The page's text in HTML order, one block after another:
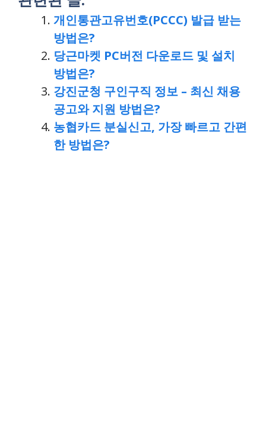
개인통관고유번호(PCCC) 발급 받는
방법은?
당근마켓 PC버전 다운로드 및 설치
방법은?
강진군청 구인구직 정보 – 최신 채용
공고와 지원 방법은?
농협카드 분실신고, 가장 빠르고 간편
한 방법은?